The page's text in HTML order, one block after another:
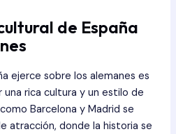
de España
ejerce sobre los alemanes es
una rica cultura y un estilo de
Barcelona y Madrid se
atracción, donde la historia se